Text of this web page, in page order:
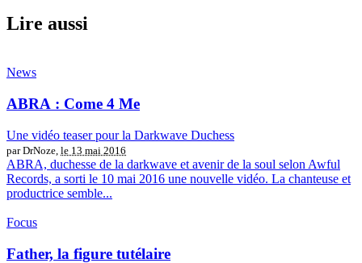
Lire aussi
News
ABRA : Come 4 Me
Une vidéo teaser pour la Darkwave Duchess
par DrNoze, le 13 mai 2016
ABRA, duchesse de la darkwave et avenir de la soul selon Awful
Records, a sorti le 10 mai 2016 une nouvelle vidéo. La chanteuse et
productrice semble...
Focus
Father, la figure tutélaire